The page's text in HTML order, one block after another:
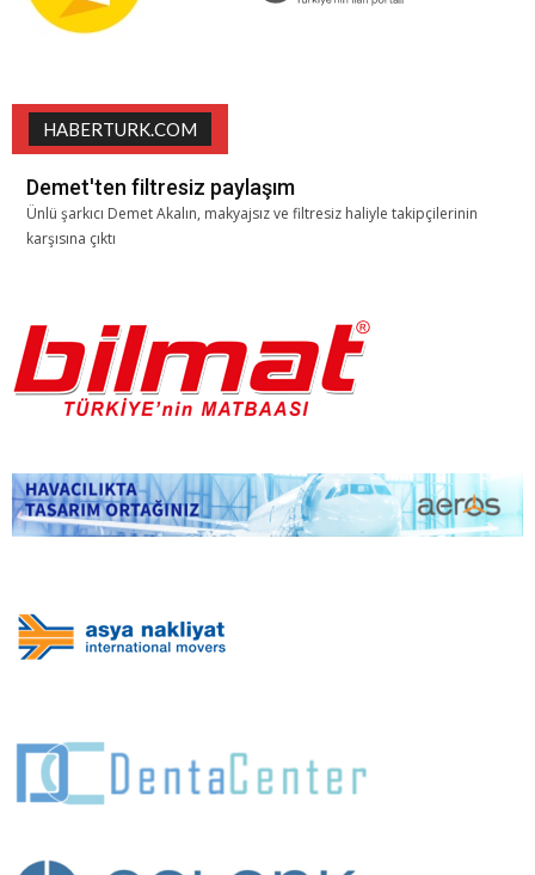
HABERTURK.COM
Demet'ten filtresiz paylaşım
Ünlü şarkıcı Demet Akalın, makyajsız ve filtresiz haliyle takipçilerinin
karşısına çıktı